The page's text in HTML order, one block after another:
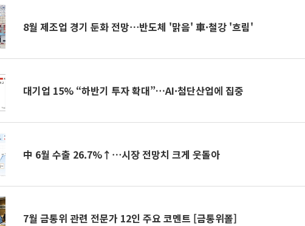
8월 제조업 경기 둔화 전망⋯반도체 '맑음' 車·철강 '흐림'
대기업 15% “하반기 투자 확대”…AI·첨단산업에 집중
中 6월 수출 26.7%↑⋯시장 전망치 크게 웃돌아
7월 금통위 관련 전문가 12인 주요 코멘트 [금통위폴]